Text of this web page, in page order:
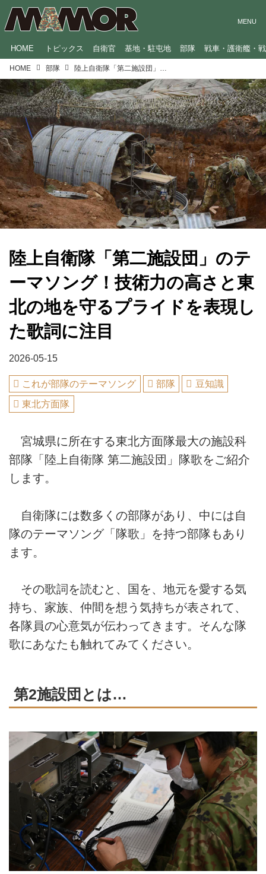
HOME トピックス 自衛官 基地・駐屯地 部隊 戦車・護衛艦・
HOME 部隊
陸上自衛隊「第二施設団」のテ
ーマソング！技術力の高さと東
北の地を守るプライドを表現し
た歌詞に注目
2026-05-15
これが部隊のテーマソング 部隊
豆知識
東北方面隊
宮城県に所在する東北方面隊最大の施設科
部隊「陸上自衛隊 第二施設団」隊歌をご紹介
します。
自衛隊には数多くの部隊があり、中には自
隊のテーマソング「隊歌」を持つ部隊もあり
ます。
その歌詞を読むと、国を、地元を愛する気
持ち、家族、仲間を想う気持ちが表されて、
各隊員の心意気が伝わってきます。そんな隊
歌にあなたも触れてみてください。
第2施設団とは…